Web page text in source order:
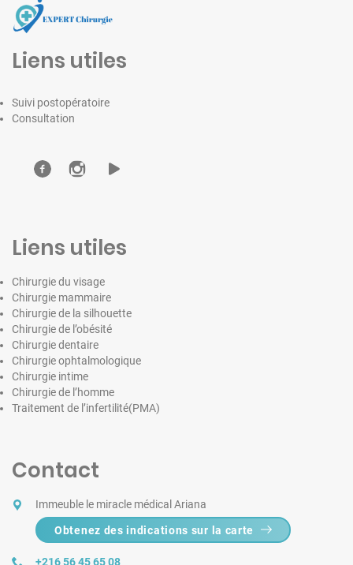
Liens utiles
Suivi postopératoire
Consultation
Liens utiles
Chirurgie du visage
Chirurgie mammaire
Chirurgie de la silhouette
Chirurgie de l’obésité
Chirurgie dentaire
Chirurgie ophtalmologique
Chirurgie intime
Chirurgie de l’homme
Traitement de l’infertilité(PMA)
Contact
Immeuble le miracle médical Ariana
Obtenez des indications sur la carte
+216 56 45 65 08